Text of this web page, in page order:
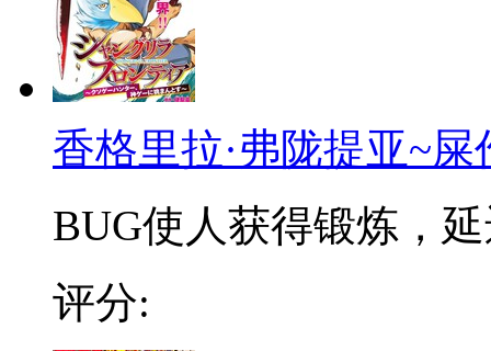
香格里拉·弗陇提亚~
BUG使人获得锻炼，
评分: